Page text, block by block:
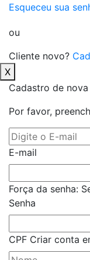
Esqueceu sua
ou
Cliente novo?
X
Cadastro de
Por favor,
E-mail
Força da senha:
Senha
CPF Criar conta